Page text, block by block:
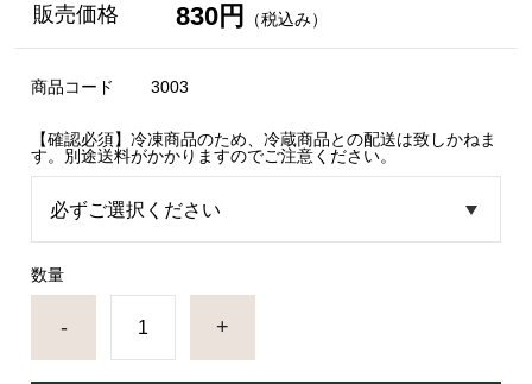
販売価格 830円 （税込み）
商品コード 3003
【確認必須】冷凍商品のため、冷蔵商品との配送は致しかねま
す。別途送料がかかりますのでご注意ください。
数量
- +